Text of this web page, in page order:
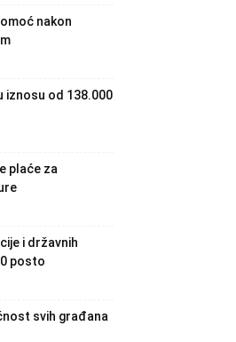
nakon
iznosu od 138.000
plaće za
i državnih
posto
svih građana